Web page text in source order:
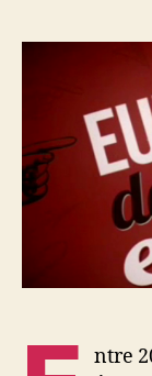
ntre